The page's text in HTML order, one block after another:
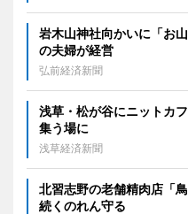
岩木山神社向かいに「お
の夫婦が経営
弘前経済新聞
浅草・松が谷にニット
集う場に
浅草経済新聞
北習志野の老舗精肉店「
続くのれん守る